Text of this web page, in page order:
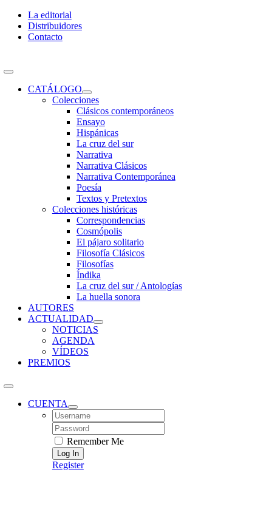
Skip
content
La editorial
Distribuidores
Contacto
Toggle
NavigationCATÁLOGO
Colecciones
Clásicos contemporáneos
Ensayo
Hispánicas
La cruz del sur
Narrativa
Narrativa Clásicos
Narrativa Contemporánea
Poesía
Textos y Pretextos
Colecciones históricas
Correspondencias
Cosmópolis
El pájaro solitario
Filosofía Clásicos
Filosofías
Índika
La cruz del sur / Antologías
La huella sonora
AUTORES
ACTUALIDAD
NOTICIAS
AGENDA
VÍDEOS
PREMIOS
CUENTA
Username:
Password:
Remember Me
Register